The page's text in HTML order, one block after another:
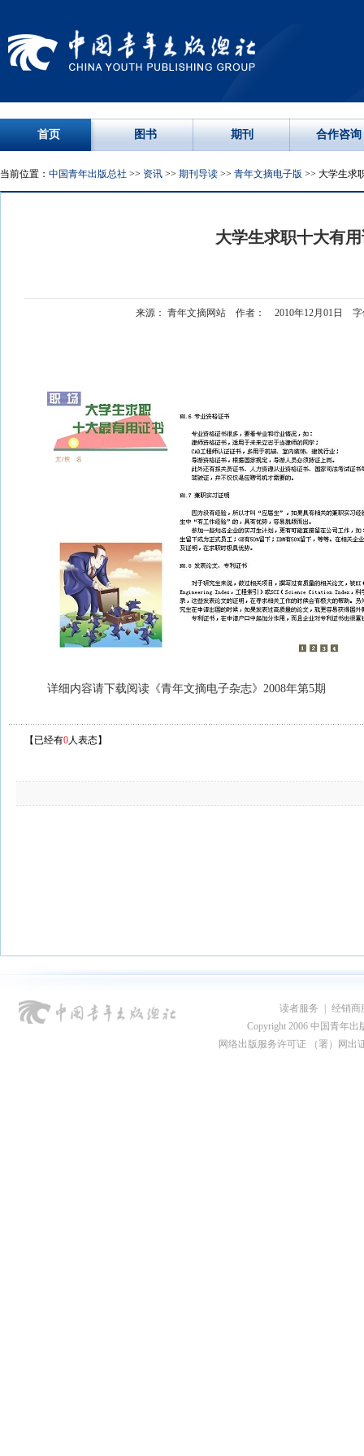
首页 图书 期刊 合作咨询
当前位置： 中国青年出版总社 >> 资讯 >> 期刊导读 >> 青年文摘电子版 >> 大学生求
大学生求职十大有
来源： 青年文摘网站 作者： 2010年12月01日 字
详细内容请下载阅读《青年文摘电子杂志》2008年第5期
【已经有0人表态】
读者服务
经销商
Copyright 2006 中国青年出
网络出版服务许可证 （署）网出